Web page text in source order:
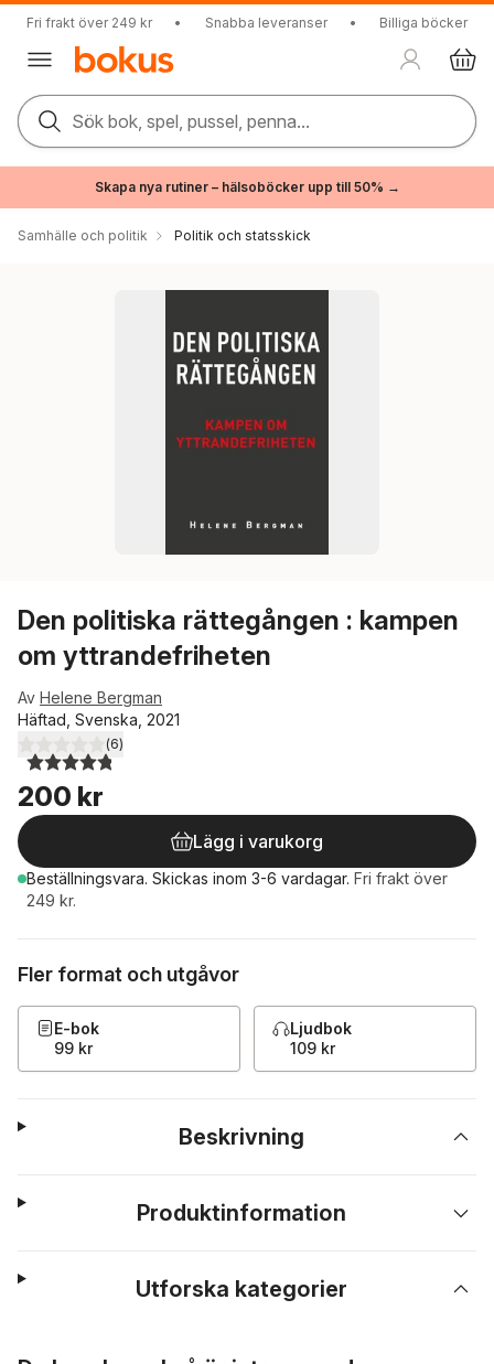
Fri frakt över 249 kr • Snabba leveranser • Billiga böcker
Sök bok, spel, pussel, penna...
Skapa nya rutiner – hälsoböcker upp till 50% →
Samhälle och politik Politik och statsskick
Den politiska rättegången : kampen
om yttrandefriheten
Av Helene Bergman
Häftad, Svenska, 2021
4,8utav 5 stjärnor. Totalt antal röster:
(6)
200 kr
Lägg i varukorg
Beställningsvara. Skickas inom 3-6 vardagar. Fri frakt över
249 kr.
Fler format och utgåvor
E-bok
99 kr
Ljudbok
109 kr
Beskrivning
Produktinformation
Utforska kategorier